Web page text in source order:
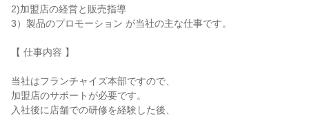
2)加盟店の経営と販売指導
3）製品のプロモーション が当社の主な仕事です。
【 仕事内容 】
当社はフランチャイズ本部ですので、
加盟店のサポートが必要です。
入社後に店舗での研修を経験した後、